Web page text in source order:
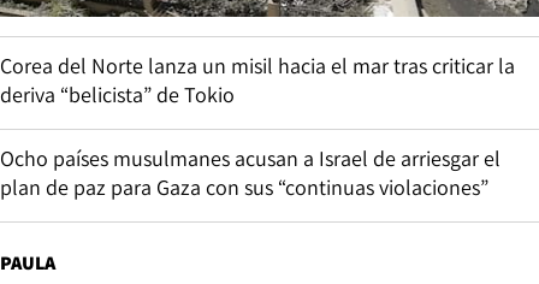
Corea del Norte lanza un misil hacia el mar tras criticar la
deriva “belicista” de Tokio
Ocho países musulmanes acusan a Israel de arriesgar el
plan de paz para Gaza con sus “continuas violaciones”
PAULA